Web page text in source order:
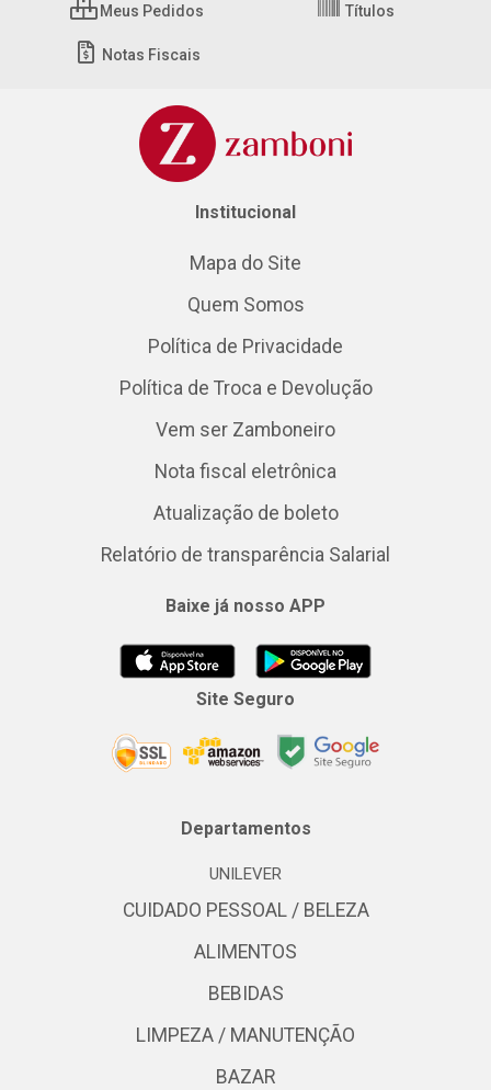
Meus Pedidos Títulos
Notas Fiscais
Institucional
Mapa do Site
Quem Somos
Política de Privacidade
Política de Troca e Devolução
Vem ser Zamboneiro
Nota fiscal eletrônica
Atualização de boleto
Relatório de transparência Salarial
Baixe já nosso APP
Site Seguro
Departamentos
UNILEVER
CUIDADO PESSOAL / BELEZA
ALIMENTOS
BEBIDAS
LIMPEZA / MANUTENÇÃO
BAZAR